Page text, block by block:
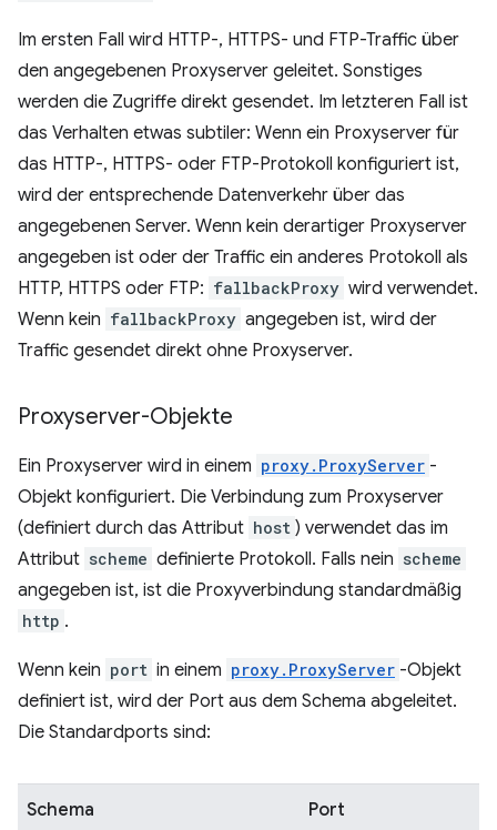
Im ersten Fall wird HTTP-, HTTPS- und FTP-Traffic über
den angegebenen Proxyserver geleitet. Sonstiges
werden die Zugriffe direkt gesendet. Im letzteren Fall ist
das Verhalten etwas subtiler: Wenn ein Proxyserver für
das HTTP-, HTTPS- oder FTP-Protokoll konfiguriert ist,
wird der entsprechende Datenverkehr über das
angegebenen Server. Wenn kein derartiger Proxyserver
angegeben ist oder der Traffic ein anderes Protokoll als
HTTP, HTTPS oder FTP: fallbackProxy wird verwendet.
Wenn kein fallbackProxy angegeben ist, wird der
Traffic gesendet direkt ohne Proxyserver.
Proxyserver-Objekte
Ein Proxyserver wird in einem proxy.ProxyServer -
Objekt konfiguriert. Die Verbindung zum Proxyserver
(definiert durch das Attribut host ) verwendet das im
Attribut scheme definierte Protokoll. Falls nein scheme
angegeben ist, ist die Proxyverbindung standardmäßig
http .
Wenn kein port in einem proxy.ProxyServer -Objekt
definiert ist, wird der Port aus dem Schema abgeleitet.
Die Standardports sind:
Schema Port